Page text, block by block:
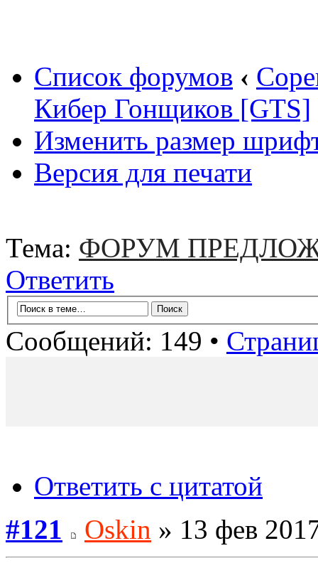
Список форумов ‹
Кибер Гонщиков [GTS]
Изменить размер
Версия для печати
Тема: ФОРУМ
Ответить
Сообщений: 149 •
Ответить с цитатой
#121
Oskin » 13 фев